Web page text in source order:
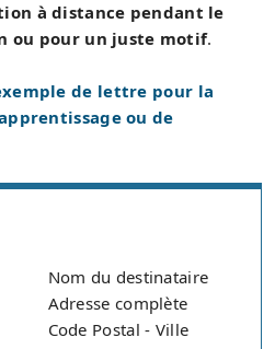
à distance pendant le
ou pour un juste motif.
de lettre pour la
ou de
Nom du destinataire
Adresse complète
Code Postal - Ville